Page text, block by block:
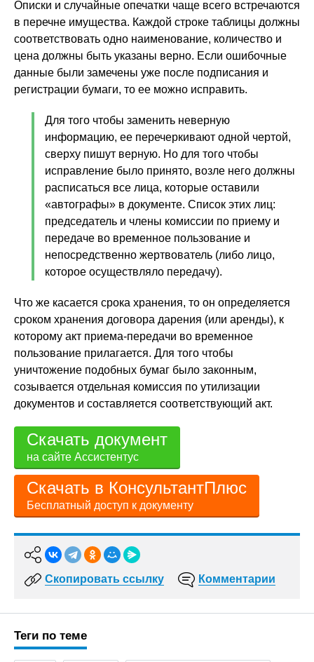
Описки и случайные опечатки чаще всего встречаются
в перечне имущества. Каждой строке таблицы должны
соответствовать одно наименование, количество и
цена должны быть указаны верно. Если ошибочные
данные были замечены уже после подписания и
регистрации бумаги, то ее можно исправить.
Для того чтобы заменить неверную
информацию, ее перечеркивают одной чертой,
сверху пишут верную. Но для того чтобы
исправление было принято, возле него должны
расписаться все лица, которые оставили
«автографы» в документе. Список этих лиц:
председатель и члены комиссии по приему и
передаче во временное пользование и
непосредственно жертвователь (либо лицо,
которое осуществляло передачу).
Что же касается срока хранения, то он определяется
сроком хранения договора дарения (или аренды), к
которому акт приема-передачи во временное
пользование прилагается. Для того чтобы
уничтожение подобных бумаг было законным,
созывается отдельная комиссия по утилизации
документов и составляется соответствующий акт.
Скачать документ
на сайте Ассистентус
Скачать в КонсультантПлюс
Бесплатный доступ к документу
Скопировать ссылку Комментарии
Теги по теме